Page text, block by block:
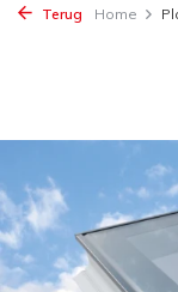
Terug Home